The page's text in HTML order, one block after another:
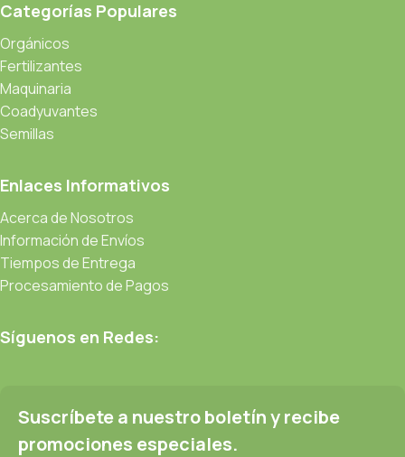
Categorías Populares
Orgánicos
Fertilizantes
Maquinaria
Coadyuvantes
Semillas
Enlaces Informativos
Acerca de Nosotros
Información de Envíos
Tiempos de Entrega
Procesamiento de Pagos
Síguenos en Redes:
Suscríbete a nuestro boletín y recibe
promociones especiales.